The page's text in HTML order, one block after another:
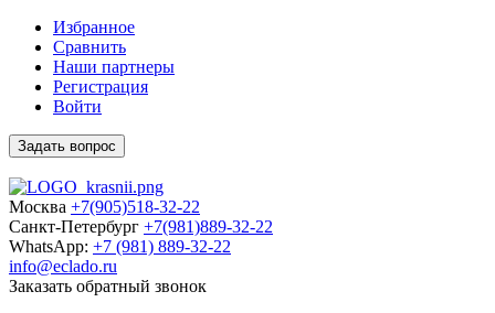
Избранное
Сравнить
Наши партнеры
Регистрация
Войти
Задать вопрос
Москва +7(905)518-32-22
Санкт-Петербург +7(981)889-32-22
WhatsApp: +7 (981) 889-32-22
info@eclado.ru
Заказать обратный звонок